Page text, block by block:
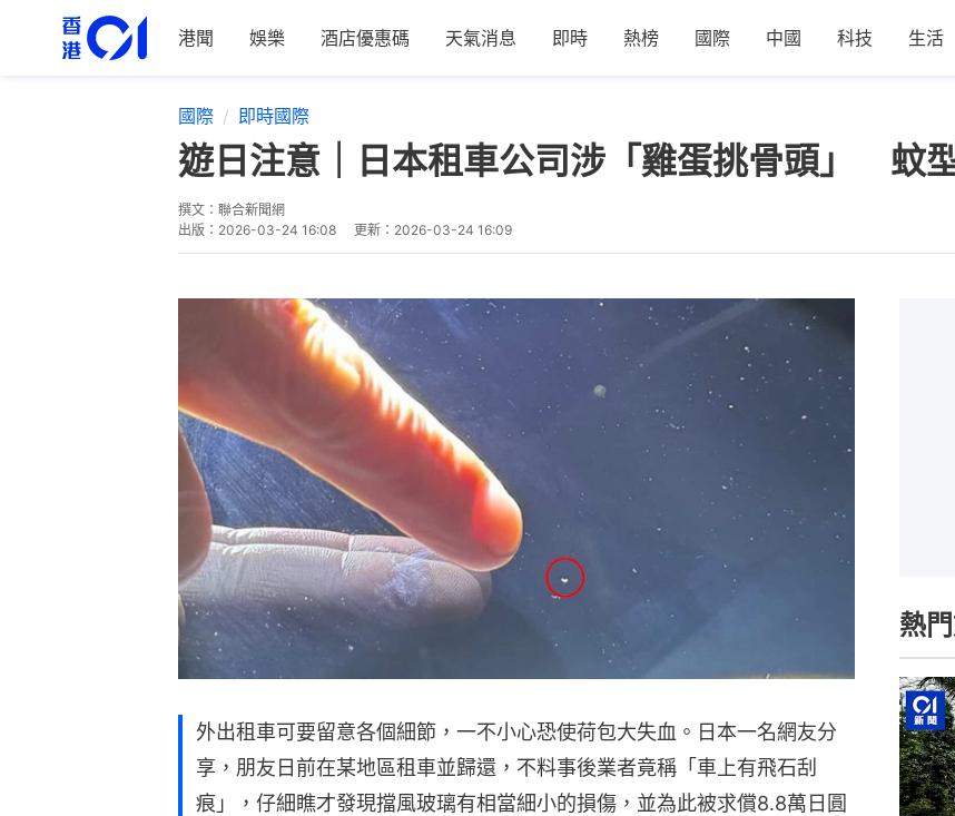
港聞 娛樂 酒店優惠碼 天氣消息 即時 熱榜 國際 中國 科技 生活
國際 即時國際
遊日注意｜日本租車公司涉「雞蛋挑骨頭」 蚊
撰文： 聯合新聞網
出版： 2026-03-24 16:08 更新： 2026-03-24 16:09
外出租車可要留意各個細節，一不小心恐使荷包大失血。日本一名網友分
享，朋友日前在某地區租車並歸還，不料事後業者竟稱「車上有飛石刮
痕」，仔細瞧才發現擋風玻璃有相當細小的損傷，並為此被求償8.8萬日圓
熱